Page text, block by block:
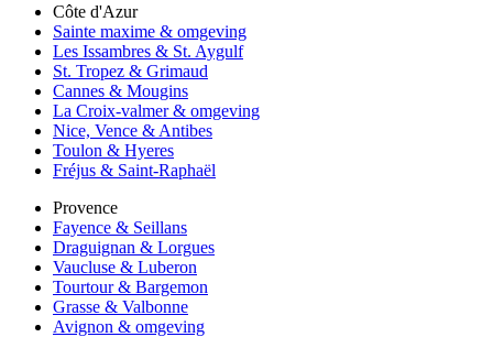
Côte d'Azur
Sainte maxime & omgeving
Les Issambres & St. Aygulf
St. Tropez & Grimaud
Cannes & Mougins
La Croix-valmer & omgeving
Nice, Vence & Antibes
Toulon & Hyeres
Fréjus & Saint-Raphaël
Provence
Fayence & Seillans
Draguignan & Lorgues
Vaucluse & Luberon
Tourtour & Bargemon
Grasse & Valbonne
Avignon & omgeving